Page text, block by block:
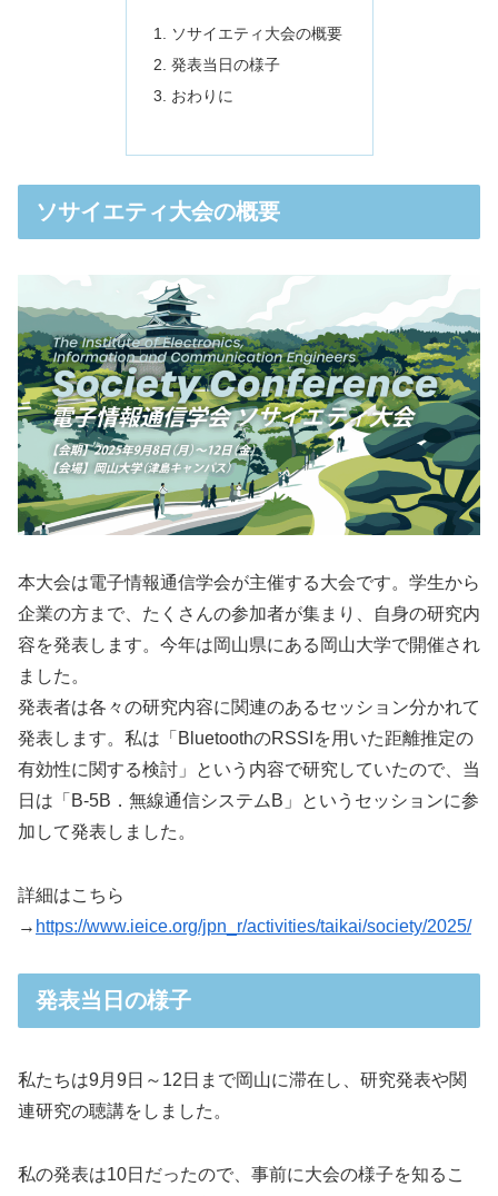
ソサイエティ大会の概要
発表当日の様子
おわりに
ソサイエティ大会の概要
本大会は電子情報通信学会が主催する大会です。学生から
企業の方まで、たくさんの参加者が集まり、自身の研究内
容を発表します。今年は岡山県にある岡山大学で開催され
ました。
発表者は各々の研究内容に関連のあるセッション分かれて
発表します。私は「BluetoothのRSSIを用いた距離推定の
有効性に関する検討」という内容で研究していたので、当
日は「B-5B．無線通信システムB」というセッションに参
加して発表しました。
詳細はこちら
→ https://www.ieice.org/jpn_r/activities/taikai/society/2025/
発表当日の様子
私たちは9月9日～12日まで岡山に滞在し、研究発表や関
連研究の聴講をしました。
私の発表は10日だったので、事前に大会の様子を知るこ